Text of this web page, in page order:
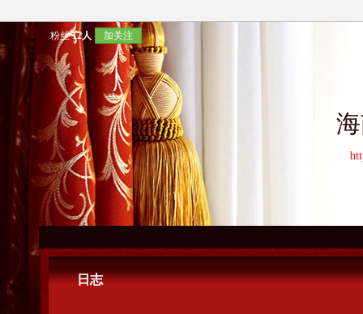
粉丝12人 加关注
日志